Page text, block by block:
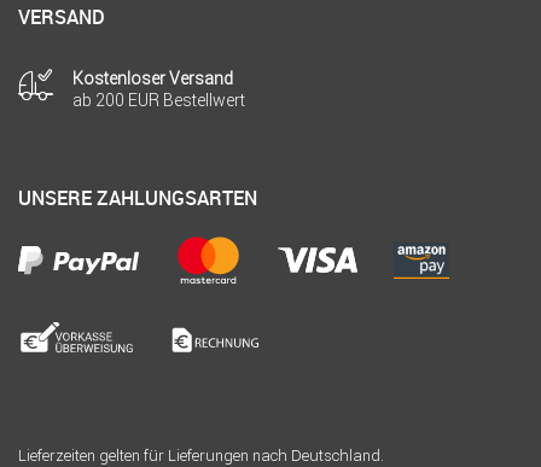
VERSAND
Kostenloser Versand
ab 200 EUR Bestellwert
UNSERE ZAHLUNGSARTEN
Lieferzeiten gelten für Lieferungen nach Deutschland.